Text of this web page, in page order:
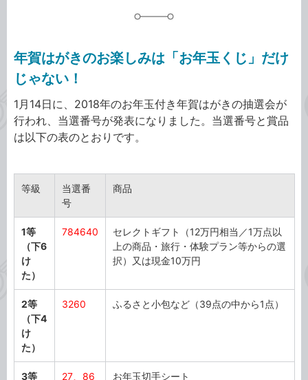
年賀はがきのお楽しみは「お年玉くじ」だけ
じゃない！
1月14日に、2018年のお年玉付き年賀はがきの抽選会が
行われ、当選番号が発表になりました。当選番号と賞品
は以下の表のとおりです。
お
年
付
賀
は
が
き・
手
の
当
等級
当選番
号
商品
1等
（下6
け
た）
784640
セレクトギフト（12万円相当／1万点以
上の商品・旅行・体験プラン等からの選
択）又は現金10万円
2等
（下4
け
た）
3260 ふるさと小包など（39点の中から1点）
3等
27、86 お年玉切手シート